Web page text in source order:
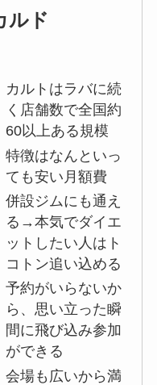
ルド
カルトはラバに続
く店舗数で全国約
60以上ある規模
特徴はなんといっ
ても安い月額費
併設ジムにも通え
る→本気でダイエ
ットしたい人はト
コトン追い込める
予約がいらないか
ら、思い立った瞬
間に飛び込み参加
ができる
会場も広いから満